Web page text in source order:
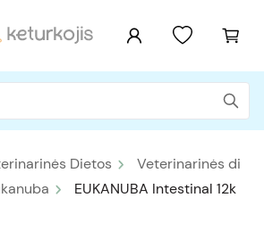
Dietos
Veterinarinės di
EUKANUBA Intestinal 12k